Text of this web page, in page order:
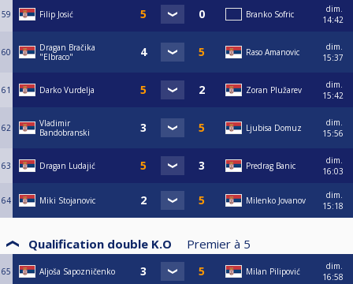
59 Filip Josić Branko Sofric
dim.
14:42
60
Dragan Bračika
"Elbraco"
Raso Amanovic
dim.
15:37
61 Darko Vurdelja Zoran Plužarev
dim.
15:42
62
Vladimir
Bandobranski
Ljubisa Domuz
dim.
15:56
63 Dragan Ludajić Predrag Banic
dim.
16:03
64 Miki Stojanovic Milenko Jovanov
dim.
15:18
Qualification double K.O Premier à 5
65 Aljoša Sapozničenko Milan Pilipović
dim.
16:58